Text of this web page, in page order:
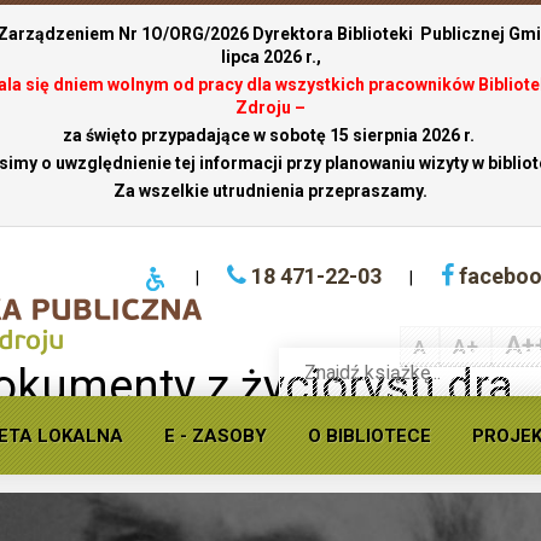
Nr 1O/ORG/2026 Dyrektora Biblioteki Publicznej
lipca 2026 r.,
się dniem wolnym od pracy dla wszystkich pracowników
Zdroju –
za święto przypadające w sobotę 15 sierpnia 2026 r.
o uwzględnienie tej informacji przy planowaniu wizyty w
Za wszelkie utrudnienia przepraszamy.
18 471-22-03
książkę
w
ofercie
biblioteki
publicznej
LOKALNA E - ZASOBY O BIBLIOTECE
A A+
z życiorysu dra
on-line